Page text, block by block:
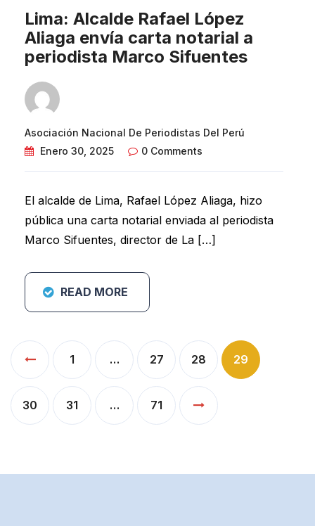
Lima: Alcalde Rafael López
Aliaga envía carta notarial a
periodista Marco Sifuentes
Asociación Nacional De Periodistas Del Perú
Enero 30, 2025
0 Comments
El alcalde de Lima, Rafael López Aliaga, hizo
pública una carta notarial enviada al periodista
Marco Sifuentes, director de La […]
READ MORE
Paginación
de
entradas
1 … 27 28 29
30 31 … 71